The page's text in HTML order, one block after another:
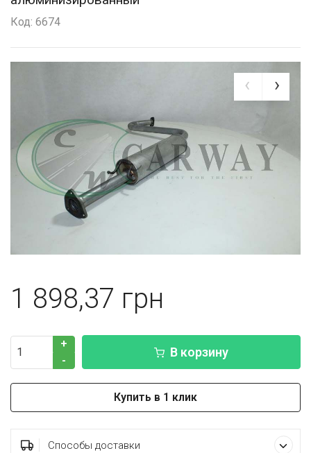
Код: 6674
1 898,37
+
-
В корзину
Купить в 1 клик
Способы доставки